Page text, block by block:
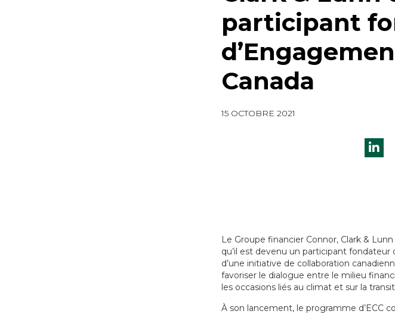
participant
Canada
15 OCTOBRE 2021
Le Groupe financier Connor, Clark &
qu’il est devenu un participant fondateur
d’une initiative de collaboration
favoriser le dialogue entre le milieu
les occasions liés au climat et sur la
À son lancement, le programme d’ECC